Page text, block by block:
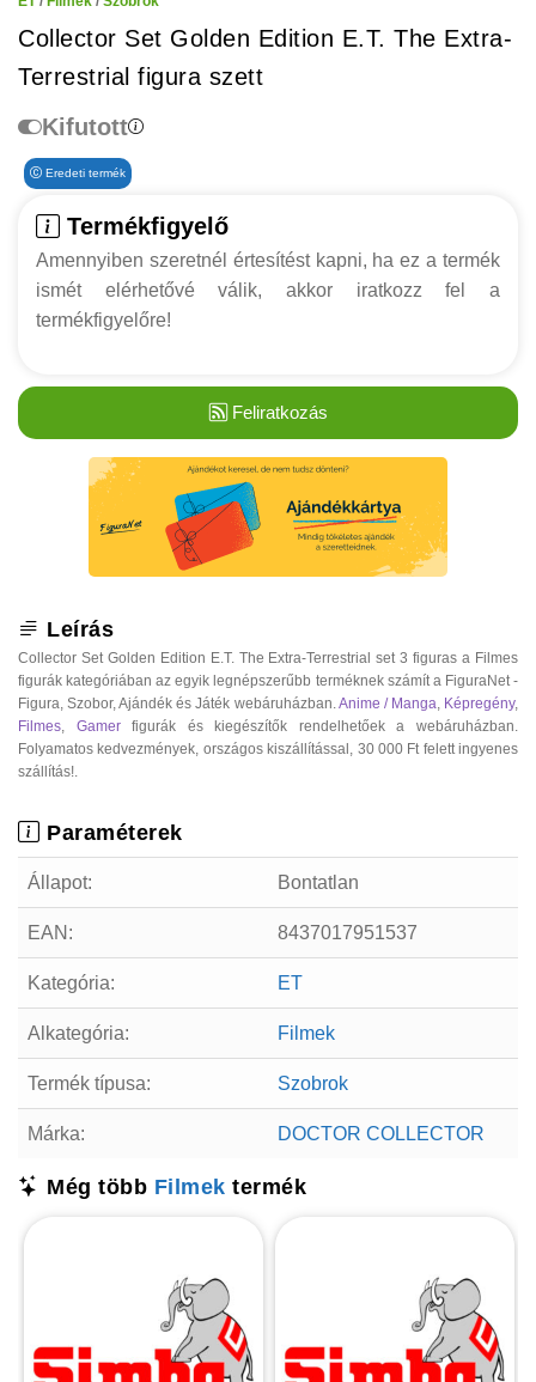
Collector Set Golden Edition E.T. The Extra-
Terrestrial figura szett
Kifutott
Eredeti termék
Termékfigyelő
Amennyiben szeretnél értesítést kapni, ha ez a termék
ismét elérhetővé válik, akkor iratkozz fel a
termékfigyelőre!
Feliratkozás
Leírás
Collector Set Golden Edition E.T. The Extra-Terrestrial set 3 figuras a Filmes
figurák kategóriában az egyik legnépszerűbb terméknek számít a FiguraNet -
Figura, Szobor, Ajándék és Játék webáruházban. Anime / Manga Képregény,
Filmes
Gamerfigurák és kiegészítők rendelhetőek a webáruházban.
Folyamatos kedvezmények, országos kiszállítással, 30 000 Ft felett ingyenes
szállítás!.
Paraméterek
Állapot: Bontatlan
EAN: 8437017951537
Kategória: ET
Alkategória: Filmek
Termék típusa: Szobrok
Márka: DOCTOR COLLECTOR
Még több Filmek termék